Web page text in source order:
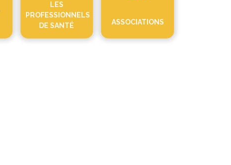
LES
PROFESSIONNELS
DE SANTÉ
ASSOCIATIONS